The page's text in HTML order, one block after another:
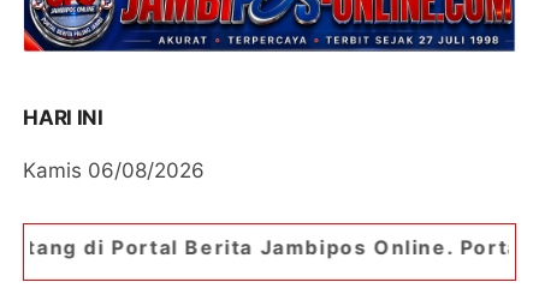
HARI INI
Kamis 06/08/2026
Berita Jambipos Online. Portal Berita Paling